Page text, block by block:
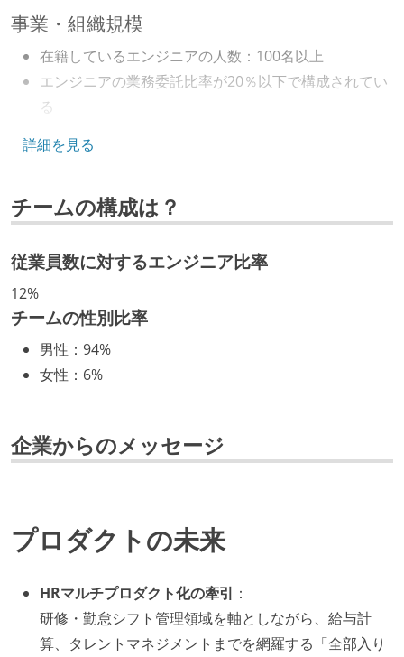
事業・組織規模
在籍しているエンジニアの人数：100名以上
エンジニアの業務委託比率が20％以下で構成されてい
る
キャリアパス
いる
社内で、バックエンドチームからSREチームへの異動
など、キャリア形成を目的とした職域を超えての積極
マネージャーやCTOと高頻度（月1程度）でキャリアに
ついて話す場が設けられている
年収800万円以上のエンジニアに、マネジメントの役
割を持たない人がいる
CTO またはそれに準じる、技術やワークフローの標準
ング部門の人間が経営に参加している
社外から登壇を依頼・指名を受けるようなエンジニア
が在籍している
エンジニアが自発的に外部のイベントやカンファレン
スに登壇している
詳細を見る
チームの構成は？
従業員数に対するエンジニア比率
12%
チームの性別比率
男性 ： 94%
女性 ： 6%
企業からのメッセージ
プロダクトの未来
HRマルチプロダクト化の牽引 ：
研修・勤怠シフト管理領域を軸としながら、給与計
算、タレントマネジメントまでを網羅する「全部入り